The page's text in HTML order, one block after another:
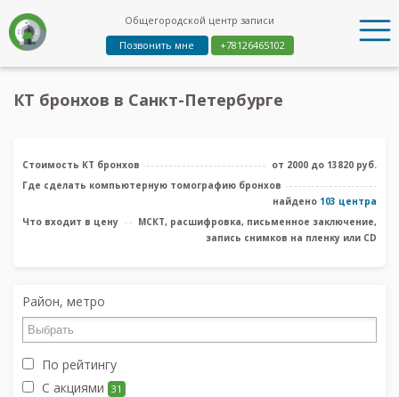
Общегородской центр записи
Позвонить мне
+78126465102
КТ бронхов в Санкт-Петербурге
Стоимость КТ бронхов
от 2000 до 13820 руб.
Где сделать компьютерную томографию бронхов
найдено 103 центра
Что входит в цену
МСКТ, расшифровка, письменное заключение,
запись снимков на пленку или CD
Район, метро
По рейтингу
С акциями 31